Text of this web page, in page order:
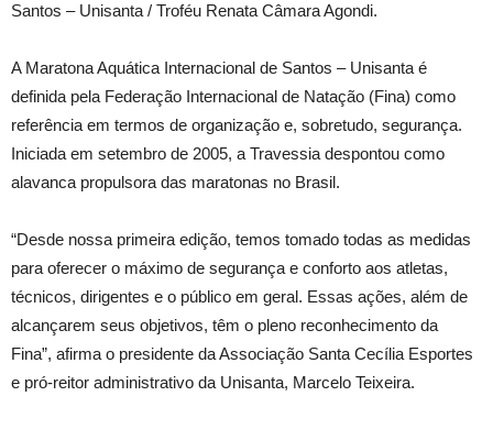
Santos – Unisanta / Troféu Renata Câmara Agondi.
A Maratona Aquática Internacional de Santos – Unisanta é
definida pela Federação Internacional de Natação (Fina) como
referência em termos de organização e, sobretudo, segurança.
Iniciada em setembro de 2005, a Travessia despontou como
alavanca propulsora das maratonas no Brasil.
“Desde nossa primeira edição, temos tomado todas as medidas
para oferecer o máximo de segurança e conforto aos atletas,
técnicos, dirigentes e o público em geral. Essas ações, além de
alcançarem seus objetivos, têm o pleno reconhecimento da
Fina”, afirma o presidente da Associação Santa Cecília Esportes
e pró-reitor administrativo da Unisanta, Marcelo Teixeira.